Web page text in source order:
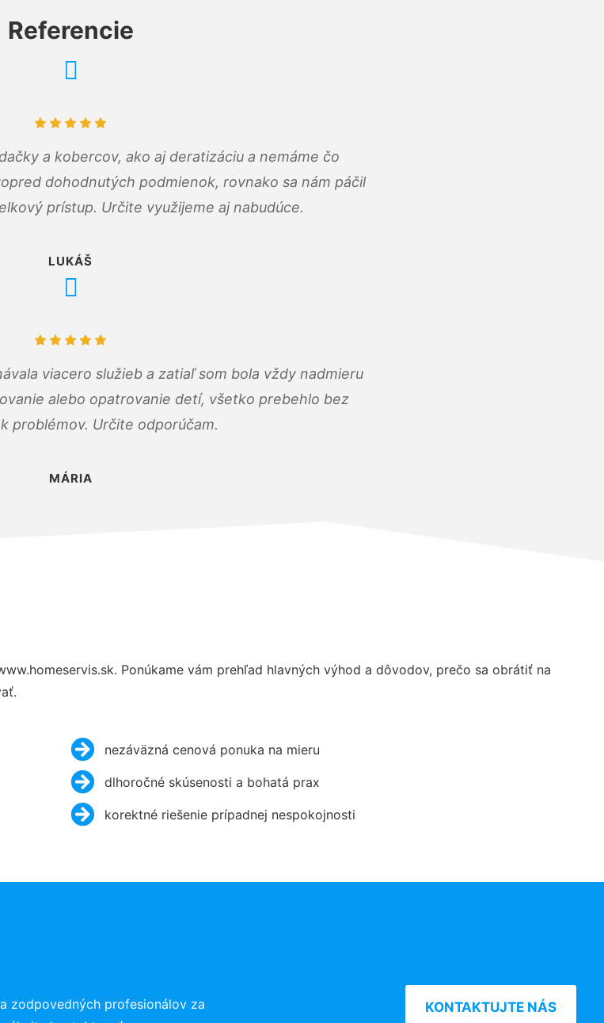
Referencie
a kobercov, ako aj deratizáciu a nemáme čo
dohodnutých podmienok, rovnako sa nám páčil
prístup. Určite využijeme aj nabudúce.
LUKÁŠ
viacero služieb a zatiaľ som bola vždy nadmieru
alebo opatrovanie detí, všetko prebehlo bez
problémov. Určite odporúčam.
MÁRIA
Ponúkame vám prehľad hlavných výhod a dôvodov, prečo sa obrátiť na
nezáväzná cenová ponuka na mieru
dlhoročné skúsenosti a bohatá prax
korektné riešenie prípadnej nespokojnosti
zodpovedných profesionálov za
KONTAKTUJTE NÁS